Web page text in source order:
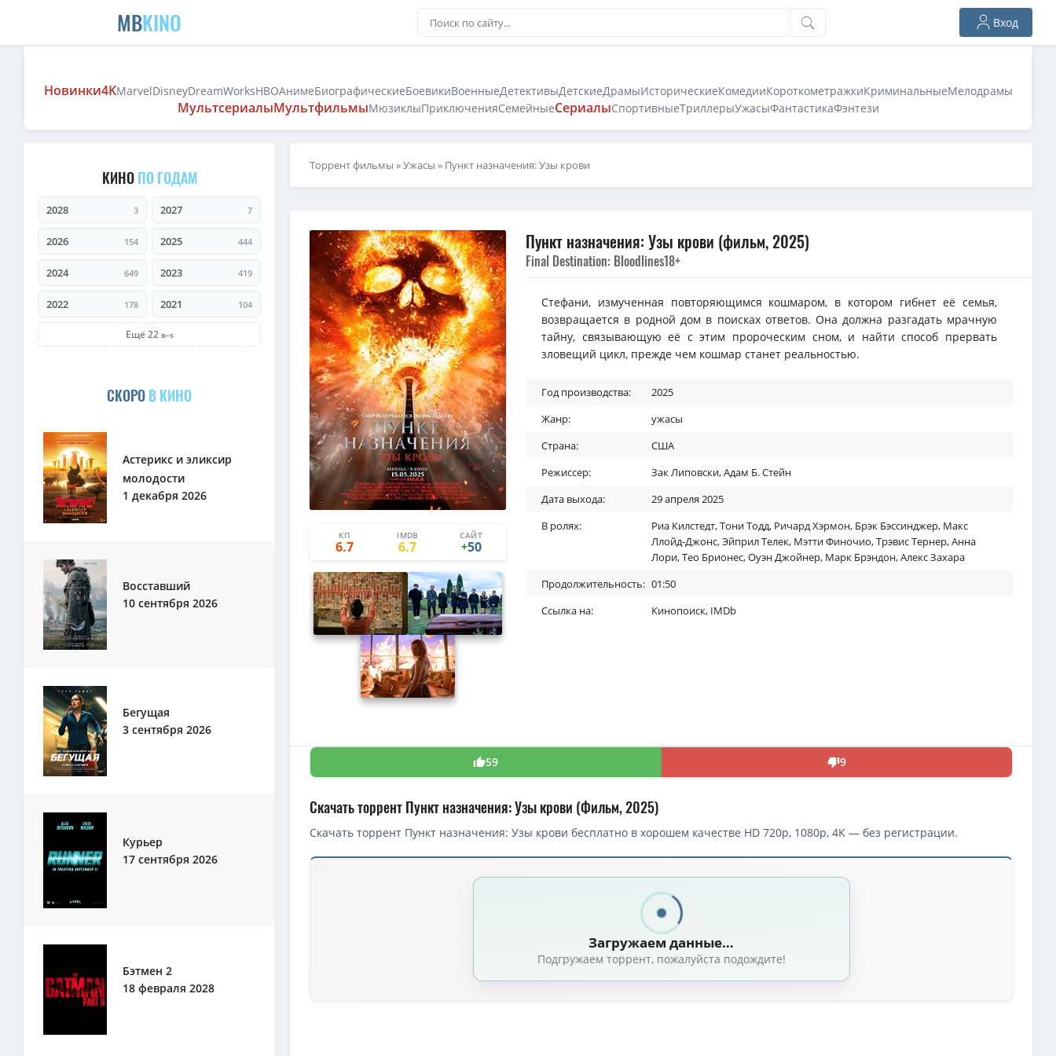
MBKINO Вход
Новинки4KMarvelDisneyDreamWorksHBOАнимеБиографическиеБоевикиВоенныеДетективыДетскиеДрамыИсторическиеКомедииКороткометражкиКриминальныеМелодрамы
МультсериалыМультфильмыМюзиклыПриключенияСемейныеСериалыСпортивныеТриллерыУжасыФантастикаФэнтези
КИНОПО ГОДАМ
2028 3 2027 7
2026 154 2025 444
2024 649 2023 419
2022 178 2021 104
Ещё 22
СКОРОВ КИНО
Астерикс и эликсир
молодости
1 декабря 2026
Восставший
10 сентября 2026
Бегущая
3 сентября 2026
Курьер
17 сентября 2026
Бэтмен 2
18 февраля 2028
Торрент фильмы »Ужасы » Пункт назначения: Узы крови
КП
6.7
IMDB
6.7
САЙТ
59
+50
Пункт назначения: Узы крови (фильм, 2025)
Final Destination: Bloodlines18+
Стефани, измученная повторяющимся кошмаром, в котором гибнет её семья,
возвращается в родной дом в поисках ответов. Она должна разгадать мрачную
тайну, связывающую её с этим пророческим сном, и найти способ прервать
зловещий цикл, прежде чем кошмар станет реальностью.
Год производства:
2025
Жанр:
ужасы
Страна:
США
Режиссер:
Зак Липовски,Адам Б. Стейн
Дата выхода:
29 апреля 2025
В ролях:
Риа Килстедт,Тони Тодд, Ричард Хэрмон, Брэк Бэссинджер, Макс
Ллойд-Джонс,Эйприл Телек, Мэтти Финочио,Трэвис Тернер,Анна
Лори,Тео Брионес,Оуэн Джойнер, Марк Брэндон,Алекс Захара
Продолжительность: 01:50
Ссылка на:
Кинопоиск, IMDb
59 9
Скачать торрент Пункт назначения: Узы крови (Фильм, 2025)
Скачать торрент Пункт назначения: Узы крови бесплатно в хорошем качестве HD 720p, 1080p, 4K — без регистрации.
Скачать торрент — Пункт назначения: Узы крови / Final Destination: Bloodlines (2025)
1080p — Пункт назначения: Узы крови / Final Destination: Bloodlines (Зак Липовски / Zach Lipovsky) [2025, США, Канада, ужасы, BDRip 1080p] Dub (Movie
Пункт назначения: Узы крови / Final Destination 6 (Зак Липовски / Zach Lipovsky, Адам Б. Стейн / Adam B. Stein) [2025, США, Канада, ужасы, WEB-DLRip]
BDRip — Пункт назначения: Узы крови / Final Destination: Bloodlines (Зак Липовски, Адам Б. Стейн / Zach Lipovsky, Adam B. Stein) [2025, США, Канада,
4K — Пункт назначения: Узы крови / Final Destination: Bloodlines (Зак Липовски, Адам Б. Стейн / Zach Lipovsky, Adam B. Stein) [2025, США, Канада,
Загружаем данные…
Подгружаем торрент, пожалуйста подождите!